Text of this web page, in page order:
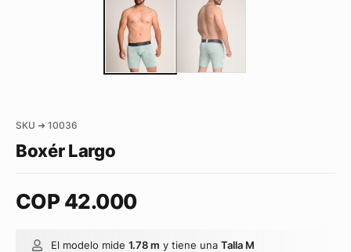
SKU ➜ 10036
Boxér Largo
COP42.000
El modelo mide 1.78 m y tiene una Talla M